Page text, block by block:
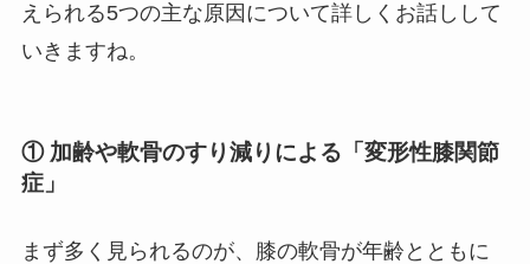
えられる5つの主な原因について詳しくお話しして
いきますね。
① 加齢や軟骨のすり減りによる「変形性膝関節
症」
まず多く見られるのが、膝の軟骨が年齢とともに